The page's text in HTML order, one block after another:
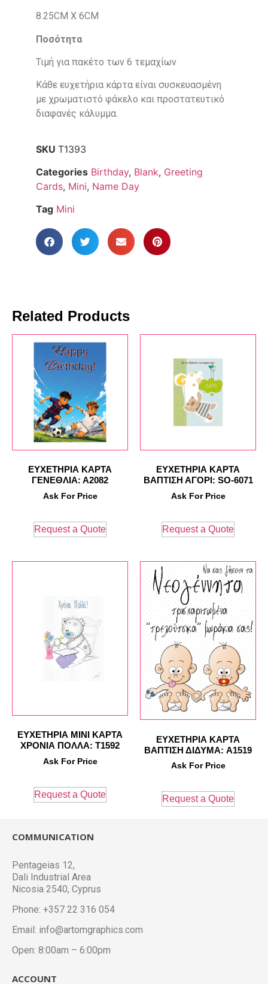
8.25CM X 6CM
Ποσότητα
Τιμή για πακέτο των 6 τεμαχίων
Κάθε ευχετήρια κάρτα είναι συσκευασμένη
με χρωματιστό φάκελο και προστατευτικό
διαφανές κάλυμμα.
SKU T1393
Categories Birthday, Blank, Greeting
Cards, Mini, Name Day
Tag Mini
Related Products
ΕΥΧΕΤΗΡΙΑ ΚΑΡΤΑ
ΓΕΝΕΘΛΙΑ: Α2082
Ask For Price
Request a Quote
ΕΥΧΕΤΗΡΙΑ ΚΑΡΤΑ
ΒΑΠΤΙΣΗ ΑΓΟΡΙ: SO-6071
Ask For Price
Request a Quote
ΕΥΧΕΤΗΡΙΑ ΜΙΝΙ ΚΑΡΤΑ
ΧΡΟΝΙΑ ΠΟΛΛΑ: T1592
Ask For Price
Request a Quote
ΕΥΧΕΤΗΡΙΑ ΚΑΡΤΑ
ΒΑΠΤΙΣΗ ΔΙΔΥΜΑ: A1519
Ask For Price
Request a Quote
COMMUNICATION
Pentageias 12,
Dali Industrial Area
Nicosia 2540, Cyprus
Phone: +357 22 316 054
Email: info@artomgraphics.com
Open: 8:00am – 6:00pm
ACCOUNT